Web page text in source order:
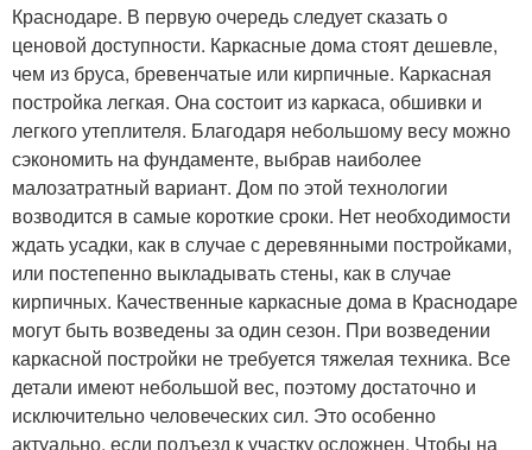
Краснодаре. В первую очередь следует сказать о
ценовой доступности. Каркасные дома стоят дешевле,
чем из бруса, бревенчатые или кирпичные. Каркасная
постройка легкая. Она состоит из каркаса, обшивки и
легкого утеплителя. Благодаря небольшому весу можно
сэкономить на фундаменте, выбрав наиболее
малозатратный вариант. Дом по этой технологии
возводится в самые короткие сроки. Нет необходимости
ждать усадки, как в случае с деревянными постройками,
или постепенно выкладывать стены, как в случае
кирпичных. Качественные каркасные дома в Краснодаре
могут быть возведены за один сезон. При возведении
каркасной постройки не требуется тяжелая техника. Все
детали имеют небольшой вес, поэтому достаточно и
исключительно человеческих сил. Это особенно
актуально, если подъезд к участку осложнен. Чтобы на